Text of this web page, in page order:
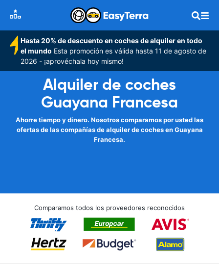
Hasta 20% de descuento en coches de alquiler en todo
el mundo Esta promoción es válida hasta 11 de agosto de
2026 - ¡aprovéchala hoy mismo!
Alquiler de coches
Guayana Francesa
Ahorre tiempo y dinero. Nosotros comparamos por usted las
ofertas de las compañías de alquiler de coches en Guayana
Francesa.
Comparamos todos los proveedores reconocidos